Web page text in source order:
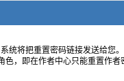
色，即在作者中心只能重置作